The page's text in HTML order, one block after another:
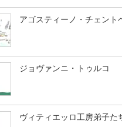
アゴスティーノ・チェント
ジョヴァンニ・トゥルコ
ヴィティエッロ工房弟子た